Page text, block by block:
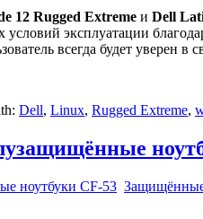
12 Rugged Extreme и Dell
эксплуатации
всегда будет уверен
Dell, Linux, Rugged Extreme,
ноутбуки CF-53